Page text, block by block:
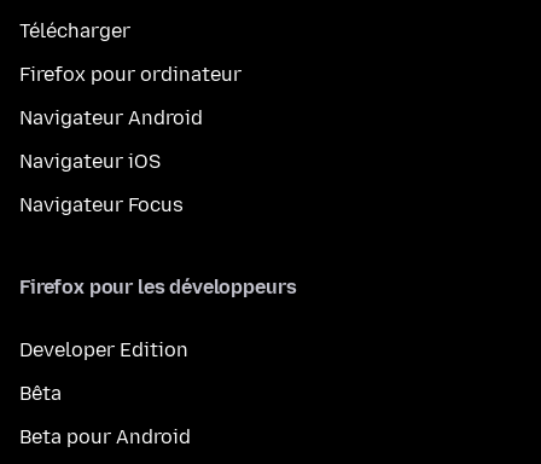
Télécharger
Firefox pour ordinateur
Navigateur Android
Navigateur iOS
Navigateur Focus
Firefox pour les développeurs
Developer Edition
Bêta
Beta pour Android